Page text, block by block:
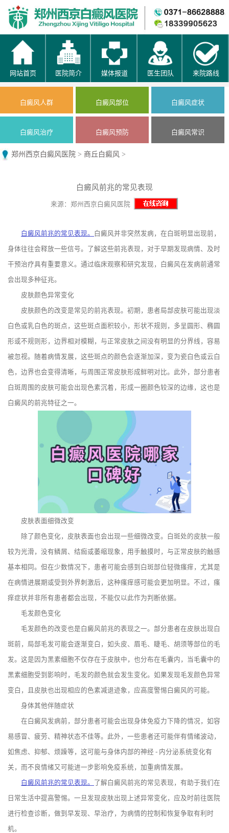
网站首页 医院简介 媒体报道 医生团队 来院路线
白癜风人群 白癜风部位 白癜风症状
白癜风治疗 白癜风预防 白癜风常识
郑州西京白癜风医院 > 商丘白癜风 >
白癜风前兆的常见表现
来源：郑州西京白癜风医院
白癜风前兆的常见表现。 白癜风并非突然发病，在白斑明显出现前，
身体往往会释放一些信号。了解这些前兆表现，对于早期发现病情、及时
干预治疗具有重要意义。通过临床观察和研究发现，白癜风在发病前通常
会出现多种征兆。
皮肤颜色异常变化
皮肤颜色的改变是常见的前兆表现。初期，患者局部皮肤可能出现淡
白色或乳白色的斑点，这些斑点面积较小，形状不规则，多呈圆形、椭圆
形或不规则形，边界相对模糊，与正常皮肤之间没有明显的分界线，容易
被忽视。随着病情发展，这些斑点的颜色会逐渐加深，变为瓷白色或云白
色，边界也会变得清晰，与周围正常皮肤形成鲜明对比。此外，部分患者
白斑周围的皮肤可能会出现色素沉着，形成一圈颜色较深的边缘，这也是
白癜风的前兆特征之一。
皮肤表面细微改变
除了颜色变化，皮肤表面也会出现一些细微改变。白斑处的皮肤一般
较为光滑，没有鳞屑、结痂或萎缩现象，用手触摸时，与正常皮肤的触感
基本相同。但在少数情况下，患者可能会感到白斑部位轻微瘙痒，尤其是
在病情进展期或受到外界刺激后，这种瘙痒感可能会更加明显。不过，瘙
痒症状并非所有患者都会出现，不能仅以此作为判断依据。
毛发颜色变化
毛发颜色的改变也是白癜风前兆的表现之一。部分患者在皮肤出现白
斑前，局部毛发可能会逐渐变白，如头皮、眉毛、睫毛、胡须等部位的毛
发。这是因为黑素细胞不仅存在于皮肤中，也分布在毛囊内，当毛囊中的
黑素细胞受到影响时，毛发的颜色就会发生变化。如果发现毛发颜色异常
变白，且皮肤也出现相应的色素减退迹象，应高度警惕白癜风的可能。
身体其他伴随症状
在白癜风发病前，部分患者可能会出现身体免疫力下降的情况，如容
易感冒、疲劳、精神状态不佳等。此外，一些患者还可能伴有情绪波动，
如焦虑、抑郁、烦躁等，这可能与身体内部的神经 - 内分泌系统变化有
关，而不良情绪又可能进一步影响免疫系统，加重病情发展。
白癜风前兆的常见表现。 了解白癜风前兆的常见表现，有助于我们在
日常生活中提高警惕。一旦发现皮肤出现上述异常变化，应及时前往医院
进行检查诊断，做到早发现、早治疗，为病情的控制和恢复争取有利时
机。